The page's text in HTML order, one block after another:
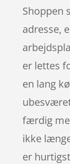
Shoppen
adresse,
er lettes
en lang
færdig
ikke
er